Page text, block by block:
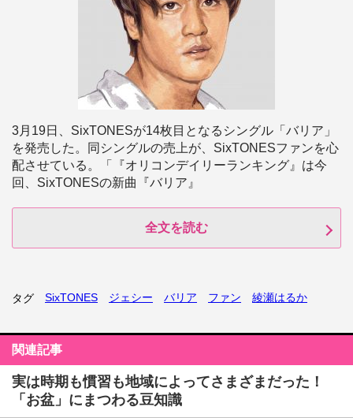
3月19日、SixTONESが14枚目となるシングル「バリア」
を発売した。同シングルの売上が、SixTONESファンを心
配させている。「『オリコンデイリーランキング』は今
回、SixTONESの新曲『バリア』
全文を読む
タグ SixTONES ジェシー バリア ファン 綾瀬はるか
関連記事
実は時期も慣習も地域によってさまざまだった！
「お盆」にまつわる豆知識